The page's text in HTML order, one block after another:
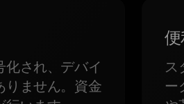
化され、デバイ
りません。資金
ス
ー